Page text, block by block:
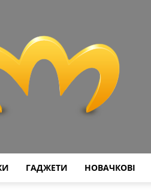
ГАДЖЕТИ НОВАЧКОВІ